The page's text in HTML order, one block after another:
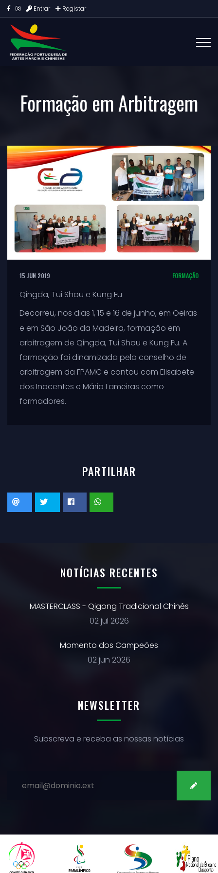
Entrar Registar
Formação em Arbitragem
15 JUN 2019 FORMAÇÃO
Qingda, Tui Shou e Kung Fu
Decorreu, nos dias 1, 15 e 16 de junho, em Oeiras
e em São João da Madeira, formação em
arbitragem de Qingda, Tui Shou e Kung Fu. A
formação foi dinamizada pelo conselho de
arbitragem da FPAMC e contou com Elisabete
dos Inocentes e Mário Lameiras como
formadores.
PARTILHAR
NOTÍCIAS RECENTES
MASTERCLASS - Qigong Tradicional Chinês
02 jul 2026
Momento dos Campeões
02 jun 2026
NEWSLETTER
Subscreva e receba as nossas notícias